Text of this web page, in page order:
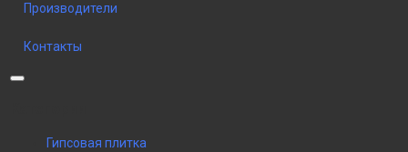
Производители
Контакты
Гипсовая плитка